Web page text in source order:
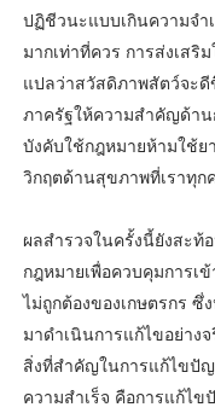
ปฏิชีวนะแบบเกินความจำ
มากเท่าที่ควร การส่งเส
แปลว่าสวัสดิภาพสัตว์จะดี
ภาครัฐให้ความสำคัญด้า
บังคับใช้กฎหมายห้ามใช้ย
วิกฤตด้านสุขภาพที่เราทุก
ผลสำรวจในครั้งนี้ยังสะท้
กฎหมายเพื่อควบคุมการเ
ไม่ถูกต้องของเกษตรกร ซึ่
มาดำเนินการแก้ไขอย่าง
สิ่งที่สำคัญในการแก้ไขปั
ความสำเร็จ คือการแก้ไ